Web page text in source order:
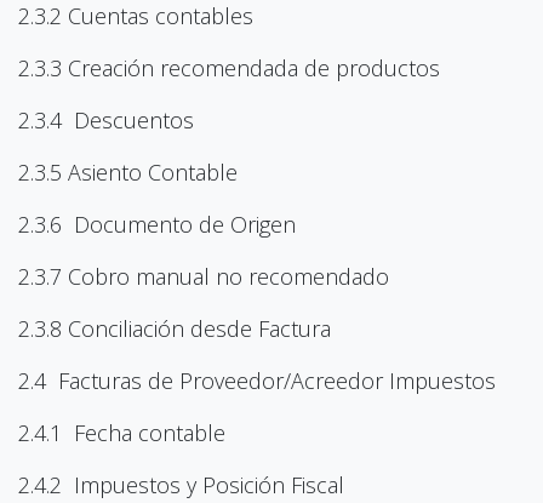
2.3.2 Cuentas contables
2.3.3 Creación recomendada de productos
2.3.4 Descuentos
2.3.5 Asiento Contable
2.3.6 Documento de Origen
2.3.7 Cobro manual no recomendado
2.3.8 Conciliación desde Factura
2.4 Facturas de Proveedor/Acreedor Impuestos
2.4.1 Fecha contable
2.4.2 Impuestos y Posición Fiscal